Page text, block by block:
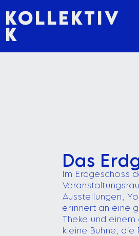
KOLLEKTIV
K
Das
Im Erdgeschoss
Ausstellungen,
erinnert an eine
Theke und
kleine Bühne,